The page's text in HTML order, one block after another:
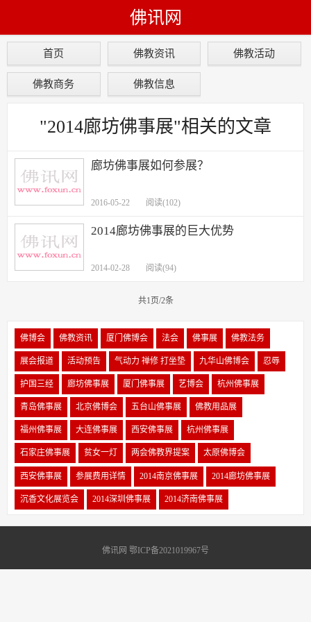
佛讯网
首页 佛教资讯 佛教活动
佛教商务 佛教信息
"2014廊坊佛事展"相关的文章
廊坊佛事展如何参展？
2016-05-22 阅读(102)
2014廊坊佛事展的巨大优势
2014-02-28 阅读(94)
共1页/2条
佛博会 佛教资讯 厦门佛博会 法会 佛事展 佛教法务
展会报道 活动预告 气动力 禅修 打坐垫 九华山佛博会 忍辱
护国三经 廊坊佛事展 厦门佛事展 艺博会 杭州佛事展
青岛佛事展 北京佛博会 五台山佛事展 佛教用品展
福州佛事展 大连佛事展 西安佛事展 杭州佛事展
石家庄佛事展 贫女一灯 两会佛教界提案 太原佛博会
西安佛事展 参展费用详情 2014南京佛事展 2014廊坊佛事展
沉香文化展览会 2014深圳佛事展 2014济南佛事展
佛讯网 鄂ICP备2021019967号
Copyright 2011-2023 佛讯网 www.foxun.cn 版权所有